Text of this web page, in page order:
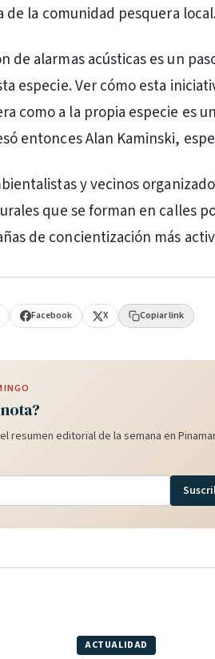
de la comunidad pesquera
de alarmas acústicas es un
especie. Ver cómo esta
como a la propia especie es
entonces Alan Kaminski,
y vecinos
que se forman en calles
de concientización más
Facebook X Copiar link
resumen editorial de la semana en
ACTUALIDAD